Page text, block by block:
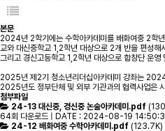
본문
2024년 2학기에는 수학아카데미를 배화여중 2학
교와 대신중학교 1,2학년 대상으로 2개 반을 편성해
그리고 경신고등학교 1,2학년 대상으로 합창단 운
2025년 제2기 청소년리더십아카데미 강좌는
2025년도 정부단체 및 외부 기관과의 협력사업은
첨부파일
24-13 대신중, 경신중 논술아카데미.pdf
64회 다운로드 | DATE : 2024-08-19
24-12 배화여중 수학아카데미.pdf (123.7K)